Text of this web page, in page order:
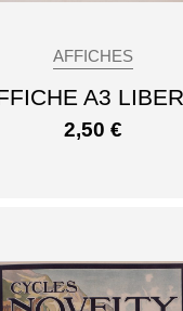
AFFICHES
A3
2,50 €